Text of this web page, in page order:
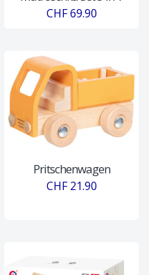
CHF 69.90
Pritschenwagen
CHF 21.90